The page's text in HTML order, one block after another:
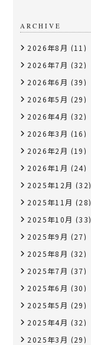
ARCHIVE
2026年8月 (11)
2026年7月 (32)
2026年6月 (39)
2026年5月 (29)
2026年4月 (32)
2026年3月 (16)
2026年2月 (19)
2026年1月 (24)
2025年12月 (32)
2025年11月 (28)
2025年10月 (33)
2025年9月 (27)
2025年8月 (32)
2025年7月 (37)
2025年6月 (30)
2025年5月 (29)
2025年4月 (32)
2025年3月 (29)